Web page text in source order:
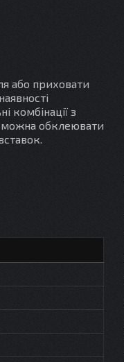
або приховати
комбінації з
можна обклеювати